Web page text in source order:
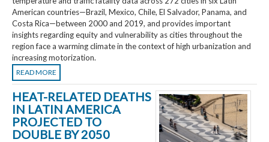
American countries—Brazil, Mexico, Chile, El Salvador, Panama, and
Costa Rica—between 2000 and 2019, and provides important
insights regarding equity and vulnerability as cities throughout the
region face a warming climate in the context of high urbanization and
increasing motorization.
READ MORE
HEAT-RELATED DEATHS
IN LATIN AMERICA
PROJECTED TO
DOUBLE BY 2050